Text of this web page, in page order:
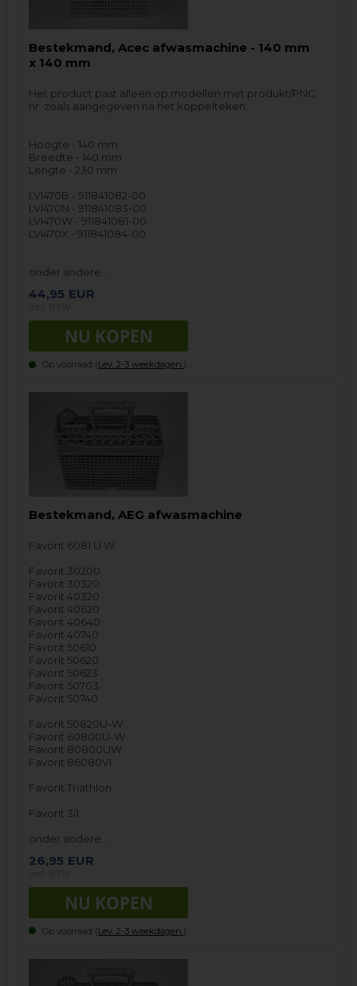
Bestekmand, Acec afwasmachine - 140 mm
x 140 mm
Het product past alleen op modellen met produkt/PNC
nr. zoals aangegeven na het koppelteken.
Hoogte - 140 mm
Breedte - 140 mm
Lengte - 230 mm
LVI470B - 911841082-00
LVI470N - 911841083-00
LVI470W - 911841081-00
LVI470X - 911841084-00
onder andere…
44,95 EUR
Op voorraad (Lev. 2-3 weekdagen. ).
Bestekmand, AEG afwasmachine
Favorit 6081 U W
Favorit 30200
Favorit 30320
Favorit 40320
Favorit 40620
Favorit 40640
Favorit 40740
Favorit 50610
Favorit 50620
Favorit 50623
Favorit 50703
Favorit 50740
Favorit 50820U-W
Favorit 60800U-W
Favorit 80800UW
Favorit 86080VI
Favorit Triathlon
Favorit 3i1
onder andere…
26,95 EUR
Op voorraad (Lev. 2-3 weekdagen. ).